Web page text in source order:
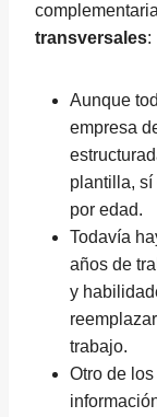
transversales:
Aunque
empresa
plantilla, sí
por edad.
Todavía
años de
y
trabajo.
Otro de